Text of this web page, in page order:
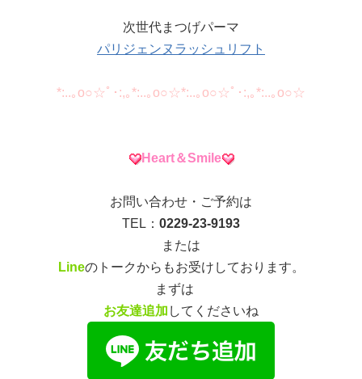
次世代まつげパーマ
パリジェンヌラッシュリフト
*:..｡o○☆ﾟ･:,｡*:..｡o○☆*:..｡o○☆ﾟ･:,｡*:..｡o○☆
Heart＆Smile
お問い合わせ・ご予約は
TEL： 0229-23-9193
または
Lineのトークからもお受けしております。
まずは
お友達追加 してくださいね